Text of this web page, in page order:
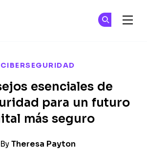
CIBERSEGURIDAD
esenciales de
para un futuro
más seguro
By Theresa Payton